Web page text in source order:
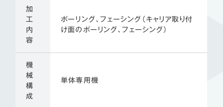
加
工
内
容
ボーリング、フェーシング（キャリア取り付
け面のボーリング、フェーシング）
機
械
構
成
単体専用機